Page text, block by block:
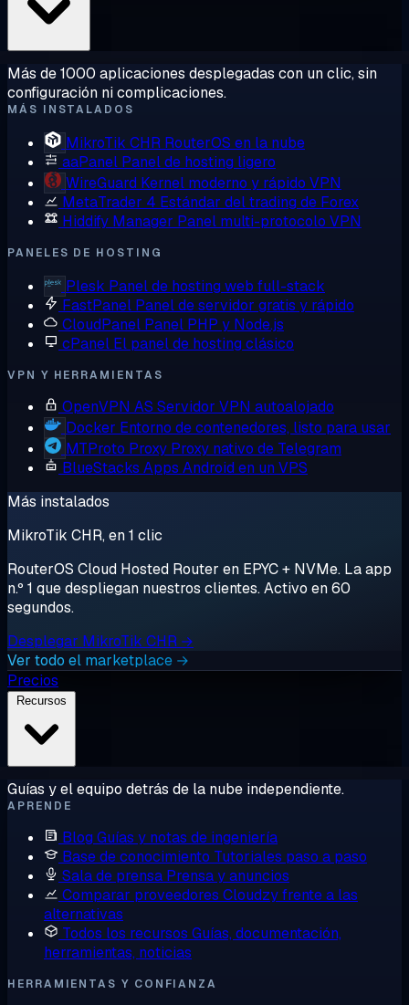
Más de 1000 aplicaciones desplegadas con un clic, sin
configuración ni complicaciones.
MÁS INSTALADOS
MikroTik CHR RouterOS en la nube
aaPanel Panel de hosting ligero
WireGuard Kernel moderno y rápido VPN
MetaTrader 4 Estándar del trading de Forex
Hiddify Manager Panel multi-protocolo VPN
PANELES DE HOSTING
Plesk Panel de hosting web full-stack
FastPanel Panel de servidor gratis y rápido
CloudPanel Panel PHP y Node.js
cPanel El panel de hosting clásico
VPN Y HERRAMIENTAS
OpenVPN AS Servidor VPN autoalojado
Docker Entorno de contenedores, listo para usar
MTProto Proxy Proxy nativo de Telegram
BlueStacks Apps Android en un VPS
Más instalados
MikroTik CHR, en 1 clic
RouterOS Cloud Hosted Router en EPYC + NVMe. La app
n.º 1 que despliegan nuestros clientes. Activo en 60
segundos.
Desplegar MikroTik CHR →
Ver todo el marketplace →
Precios
Guías y el equipo detrás de la nube independiente.
APRENDE
Blog Guías y notas de ingeniería
Base de conocimiento Tutoriales paso a paso
Sala de prensa Prensa y anuncios
Comparar proveedores Cloudzy frente a las
alternativas
Todos los recursos Guías, documentación,
herramientas, noticias
HERRAMIENTAS Y CONFIANZA